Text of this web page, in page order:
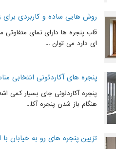
روش هایی ساده و کاربردی برای
قاب پنجره ها دارای نمای متفاوتی
ای دارد می توان ...
پنجره های آکاردئونی انتخابی
پنجره آکاردئونی جای بسیار کمی
هنگام باز شدن پنجره آکا...
تزیین پنجره های رو به خیابان